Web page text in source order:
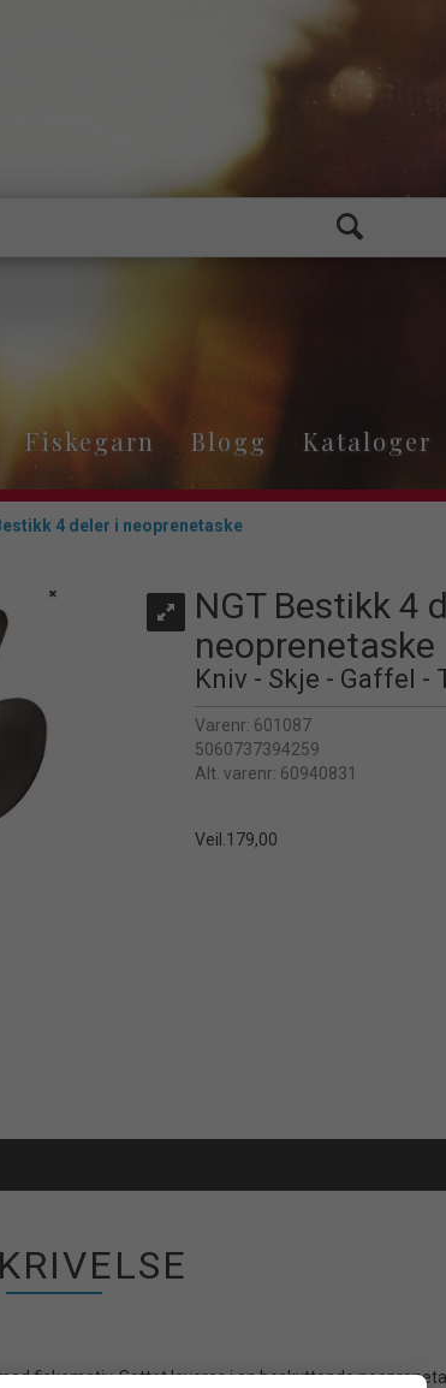
Fiskegarn Blogg Kataloger
4 deler i neoprenetaske
NGT Bestikk 4
neoprenetaske
Kniv - Skje - Gaffel -
Varenr: 601087
5060737394259
Alt. varenr: 60940831
Veil. 179,00
fiskemotiv. Settet leveres i en beskyttende